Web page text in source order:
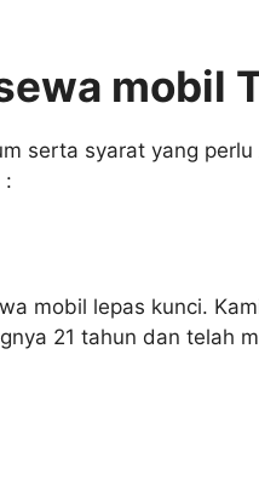
mobil
serta syarat yang
:
mobil lepas kunci.
21 tahun dan telah